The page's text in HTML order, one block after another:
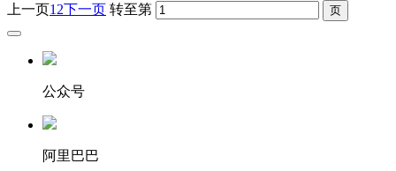
上一页1 2下一页 转至第
公众号
阿里巴巴